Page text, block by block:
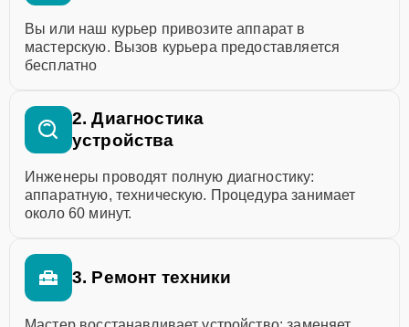
Вы или наш курьер привозите аппарат в
мастерскую. Вызов курьера предоставляется
бесплатно
2. Диагностика
устройства
Инженеры проводят полную диагностику:
аппаратную, техническую. Процедура занимает
около 60 минут.
3. Ремонт техники